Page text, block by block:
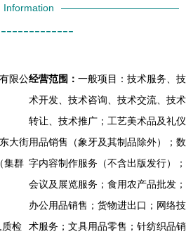
Information
限公
大街
集群
检
经营范围： 一般项目：技术服务、技
术开发、技术咨询、技术交流、技术
转让、技术推广；工艺美术品及礼仪
用品销售（象牙及其制品除外）；数
字内容制作服务（不含出版发行）；
会议及展览服务；食用农产品批发；
办公用品销售；货物进出口；网络技
术服务；文具用品零售；针纺织品销